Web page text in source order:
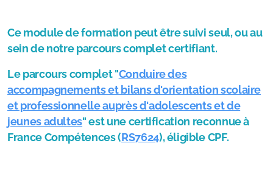
Ce module de formation peut être suivi seul, ou au
sein de notre parcours complet certifiant.
Le parcours complet"Conduire des
accompagnements et bilans d'orientation scolaire
et professionnelle auprès d'adolescents et de
jeunes adultes"est une certification reconnue à
France Compétences (RS7624), éligible CPF.